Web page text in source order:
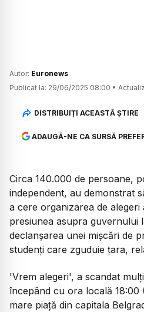
Autor: Euronews
Publicat la: 29/06/2025 08:00 •
DISTRIBUIȚI ACEASTĂ ȘTIRE
ADAUGĂ-NE CA SURSĂ
Circa 140.000 de persoane,
independent, au demonstrat
a cere organizarea de alegeri
presiunea asupra guvernului
declanșarea unei mișcări de
studenți care zguduie țara,
'Vrem alegeri', a scandat
începând cu ora locală 18:00
mare piață din capitala